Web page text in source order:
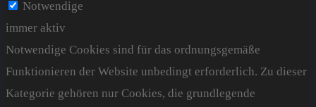
Notwendige
immer aktiv
Notwendige Cookies sind für das ordnungsgemäße
Funktionieren der Website unbedingt erforderlich. Zu dieser
Kategorie gehören nur Cookies, die grundlegende